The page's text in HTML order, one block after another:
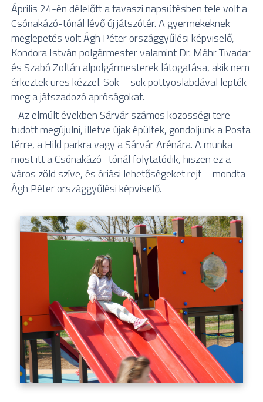
Április 24-én délelőtt a tavaszi napsütésben tele volt a
Csónakázó-tónál lévő új játszótér. A gyermekeknek
meglepetés volt Ágh Péter országgyűlési képviselő,
Kondora István polgármester valamint Dr. Máhr Tivadar
és Szabó Zoltán alpolgármesterek látogatása, akik nem
érkeztek üres kézzel. Sok – sok pöttyöslabdával lepték
meg a játszadozó apróságokat.
- Az elmúlt években Sárvár számos közösségi tere
tudott megújulni, illetve újak épültek, gondoljunk a Posta
térre, a Hild parkra vagy a Sárvár Arénára. A munka
most itt a Csónakázó -tónál folytatódik, hiszen ez a
város zöld szíve, és óriási lehetőségeket rejt – mondta
Ágh Péter országgyűlési képviselő.